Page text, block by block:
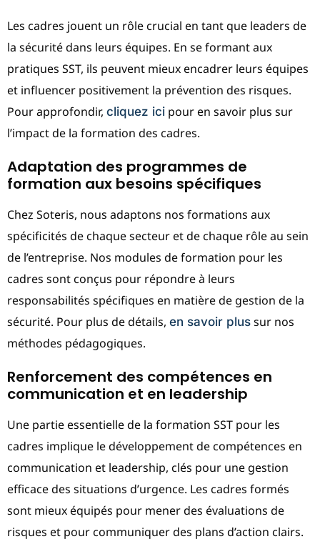
Les cadres jouent un rôle crucial en tant que leaders de
la sécurité dans leurs équipes. En se formant aux
pratiques SST, ils peuvent mieux encadrer leurs équipes
et influencer positivement la prévention des risques.
Pour approfondir, cliquez ici pour en savoir plus sur
l’impact de la formation des cadres.
Adaptation des programmes de
formation aux besoins spécifiques
Chez Soteris, nous adaptons nos formations aux
spécificités de chaque secteur et de chaque rôle au sein
de l’entreprise. Nos modules de formation pour les
cadres sont conçus pour répondre à leurs
responsabilités spécifiques en matière de gestion de la
sécurité. Pour plus de détails, en savoir plus sur nos
méthodes pédagogiques.
Renforcement des compétences en
communication et en leadership
Une partie essentielle de la formation SST pour les
cadres implique le développement de compétences en
communication et leadership, clés pour une gestion
efficace des situations d’urgence. Les cadres formés
sont mieux équipés pour mener des évaluations de
risques et pour communiquer des plans d’action clairs.